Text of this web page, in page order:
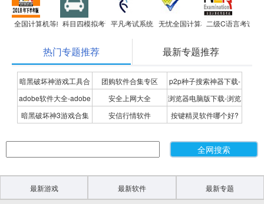
全国计算机等级考试全真模拟考试二级MS Office高级应用
科目四模拟考试平凡考试系统 无忧全国计算机等级考试超级模
二级C语言考试系
热门专题推荐 最新专题推荐
暗黑破坏神游戏工具合
集
团购软件合集专区
p2p种子搜索神器下载-
P2P种子搜索神器专题
adobe软件大全-adobe
全系列软件下载-adobe
安全上网大全
浏览器电脑版下载-浏览
器下载合集
暗黑破坏神3游戏合集 安信行情软件
按键精灵软件哪个好?
最新游戏 最新软件 最新专题